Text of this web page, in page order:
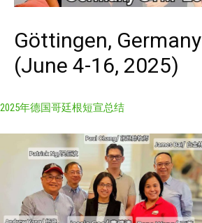
Göttingen, Germany
(June 4-16, 2025)
2025年德国哥廷根短宣总结